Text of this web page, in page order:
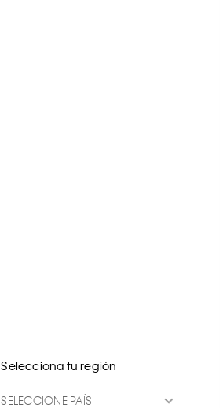
Selecciona tu región
SELECCIONE PAÍS